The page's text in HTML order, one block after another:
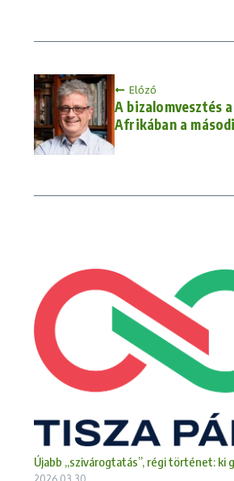
Előző
A bizalomvesztés
Afrikában a
Újabb „szivárogtatás”, régi történet: ki